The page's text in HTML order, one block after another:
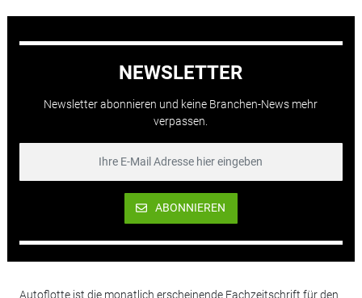
NEWSLETTER
Newsletter abonnieren und keine Branchen-News mehr
verpassen.
ABONNIEREN
Autoflotte ist die monatlich erscheinende Fachzeitschrift für den